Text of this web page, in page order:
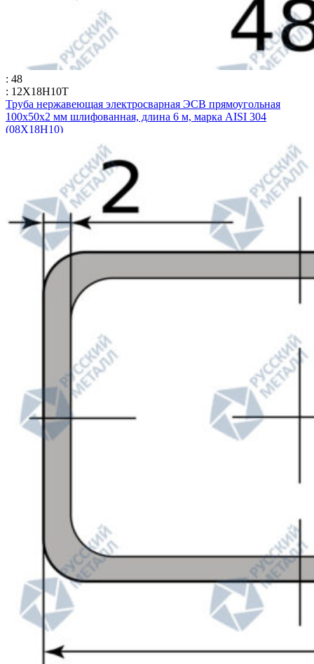
: 48
: 12Х18Н10Т
Труба нержавеющая электросварная ЭСВ прямоугольная
100х50х2 мм шлифованная, длина 6 м, марка AISI 304
(08Х18Н10)